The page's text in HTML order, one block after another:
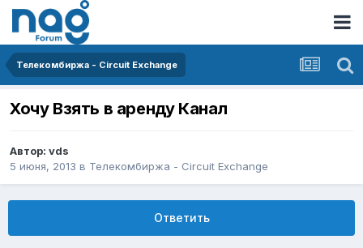
Телекомбиржа - Circuit Exchange
Хочу Взять в аренду Канал
Автор: vds
5 июня, 2013 в Телекомбиржа - Circuit Exchange
Ответить